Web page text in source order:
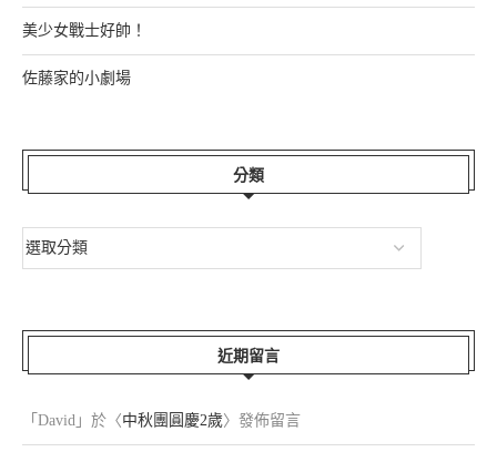
美少女戰士好帥！
佐藤家的小劇場
分類
近期留言
「 David 」於〈中秋團圓慶2歲〉發佈留言